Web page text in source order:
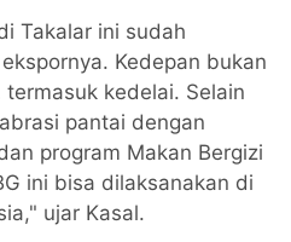
Takalar ini sudah
Kedepan bukan
kedelai. Selain
pantai dengan
program Makan Bergizi
ini bisa dilaksanakan di
ujar Kasal.